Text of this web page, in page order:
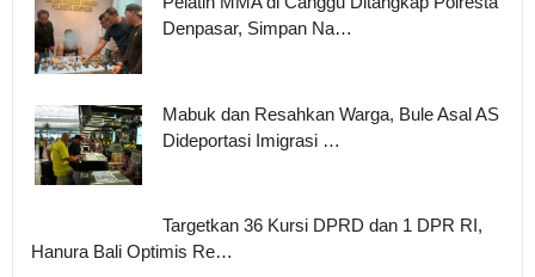
Denpasar, Simpan Na…
Mabuk dan Resahkan Warga, Bule Asal AS
Dideportasi Imigrasi …
Targetkan 36 Kursi DPRD dan 1 DPR RI,
Hanura Bali Optimis Re…